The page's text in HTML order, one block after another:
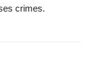
crimes.